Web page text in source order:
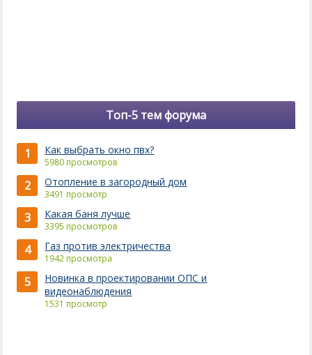
Топ-5 тем форума
1 Как выбрать окно пвх?
5980 просмотров
2 Отопление в загородный дом
3491 просмотр
3 Какая баня лучше
3395 просмотров
4 Газ против электричества
1942 просмотра
5
Новинка в проектировании ОПС и
видеонаблюдения
1531 просмотр